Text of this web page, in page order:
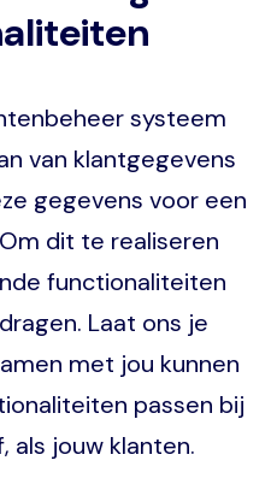
systeem
van klantgegevens
gegevens voor een
dit te realiseren
functionaliteiten
Laat ons je
met jou kunnen
passen bij
als jouw klanten.